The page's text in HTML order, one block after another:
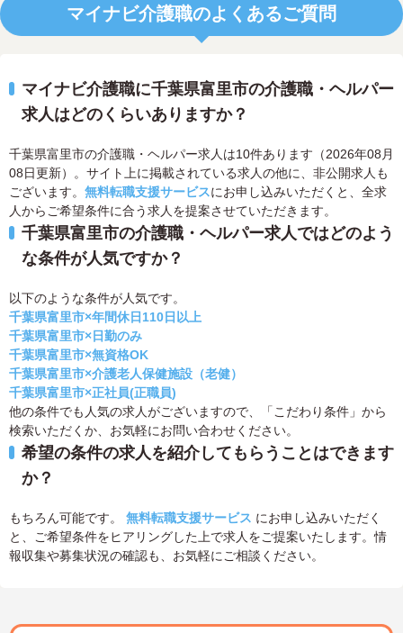
マイナビ介護職のよくあるご質問
マイナビ介護職に千葉県富里市の介護職・ヘルパー
求人はどのくらいありますか？
千葉県富里市の介護職・ヘルパー求人は10件あります（2026年08月
08日更新）。サイト上に掲載されている求人の他に、非公開求人も
ございます。 無料転職支援サービスにお申し込みいただくと、全求
人からご希望条件に合う求人を提案させていただきます。
千葉県富里市の介護職・ヘルパー求人ではどのよう
な条件が人気ですか？
以下のような条件が人気です。
千葉県富里市×年間休日110日以上
千葉県富里市×日勤のみ
千葉県富里市×無資格OK
千葉県富里市×介護老人保健施設（老健）
千葉県富里市×正社員(正職員)
他の条件でも人気の求人がございますので、「こだわり条件」から
検索いただくか、お気軽にお問い合わせください。
希望の条件の求人を紹介してもらうことはできます
か？
もちろん可能です。 無料転職支援サービス にお申し込みいただく
と、ご希望条件をヒアリングした上で求人をご提案いたします。情
報収集や募集状況の確認も、お気軽にご相談ください。